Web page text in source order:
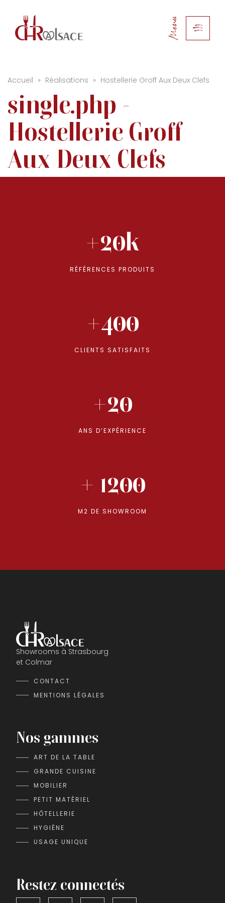
Menu
Accueil » Réalisations » Hostellerie Groff Aux Deux Clefs
single.php -
Hostellerie Groff
Aux Deux Clefs
+20k
RÉFÉRENCES PRODUITS
+400
CLIENTS SATISFAITS
+20
ANS D’EXPÉRIENCE
+ 1200
M2 DE SHOWROOM
Showrooms à Strasbourg
et Colmar
CONTACT
MENTIONS LÉGALES
Nos gammes
ART DE LA TABLE
GRANDE CUISINE
MOBILIER
PETIT MATÉRIEL
HÔTELLERIE
HYGIÈNE
USAGE UNIQUE
Restez connectés